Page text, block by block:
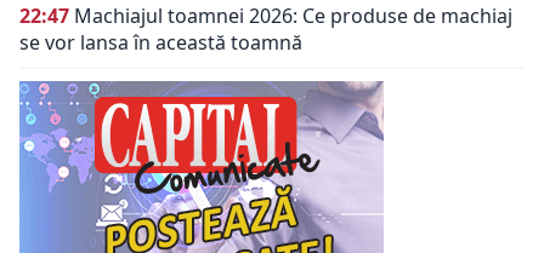
22:47 Machiajul toamnei 2026: Ce produse de machiaj
se vor lansa în această toamnă